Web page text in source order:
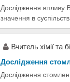
Дослідження впливу
значення в
Вчитель хімії та
Дослідження
Дослідження